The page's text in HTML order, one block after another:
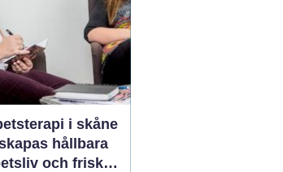
i skåne
hållbara
och friska